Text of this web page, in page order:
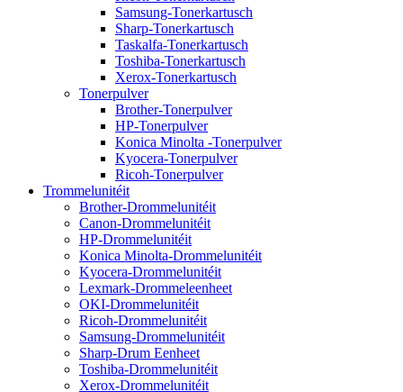
Samsung-Tonerkartusch
Sharp-Tonerkartusch
Taskalfa-Tonerkartusch
Toshiba-Tonerkartusch
Xerox-Tonerkartusch
Tonerpulver
Brother-Tonerpulver
HP-Tonerpulver
Konica Minolta -Tonerpulver
Kyocera-Tonerpulver
Ricoh-Tonerpulver
Trommelunitéit
Brother-Drommelunitéit
Canon-Drommelunitéit
HP-Drommelunitéit
Konica Minolta-Drommelunitéit
Kyocera-Drommelunitéit
Lexmark-Drommeleenheet
OKI-Drommelunitéit
Ricoh-Drommelunitéit
Samsung-Drommelunitéit
Sharp-Drum Eenheet
Toshiba-Drommelunitéit
Xerox-Drommelunitéit